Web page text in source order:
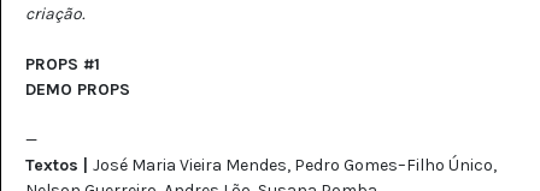
criação.
PROPS #1
DEMO PROPS
—
Textos | José Maria Vieira Mendes, Pedro Gomes–Filho Único,